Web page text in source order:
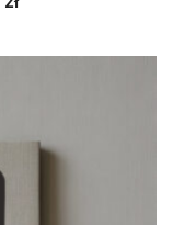
od
469,00 zł